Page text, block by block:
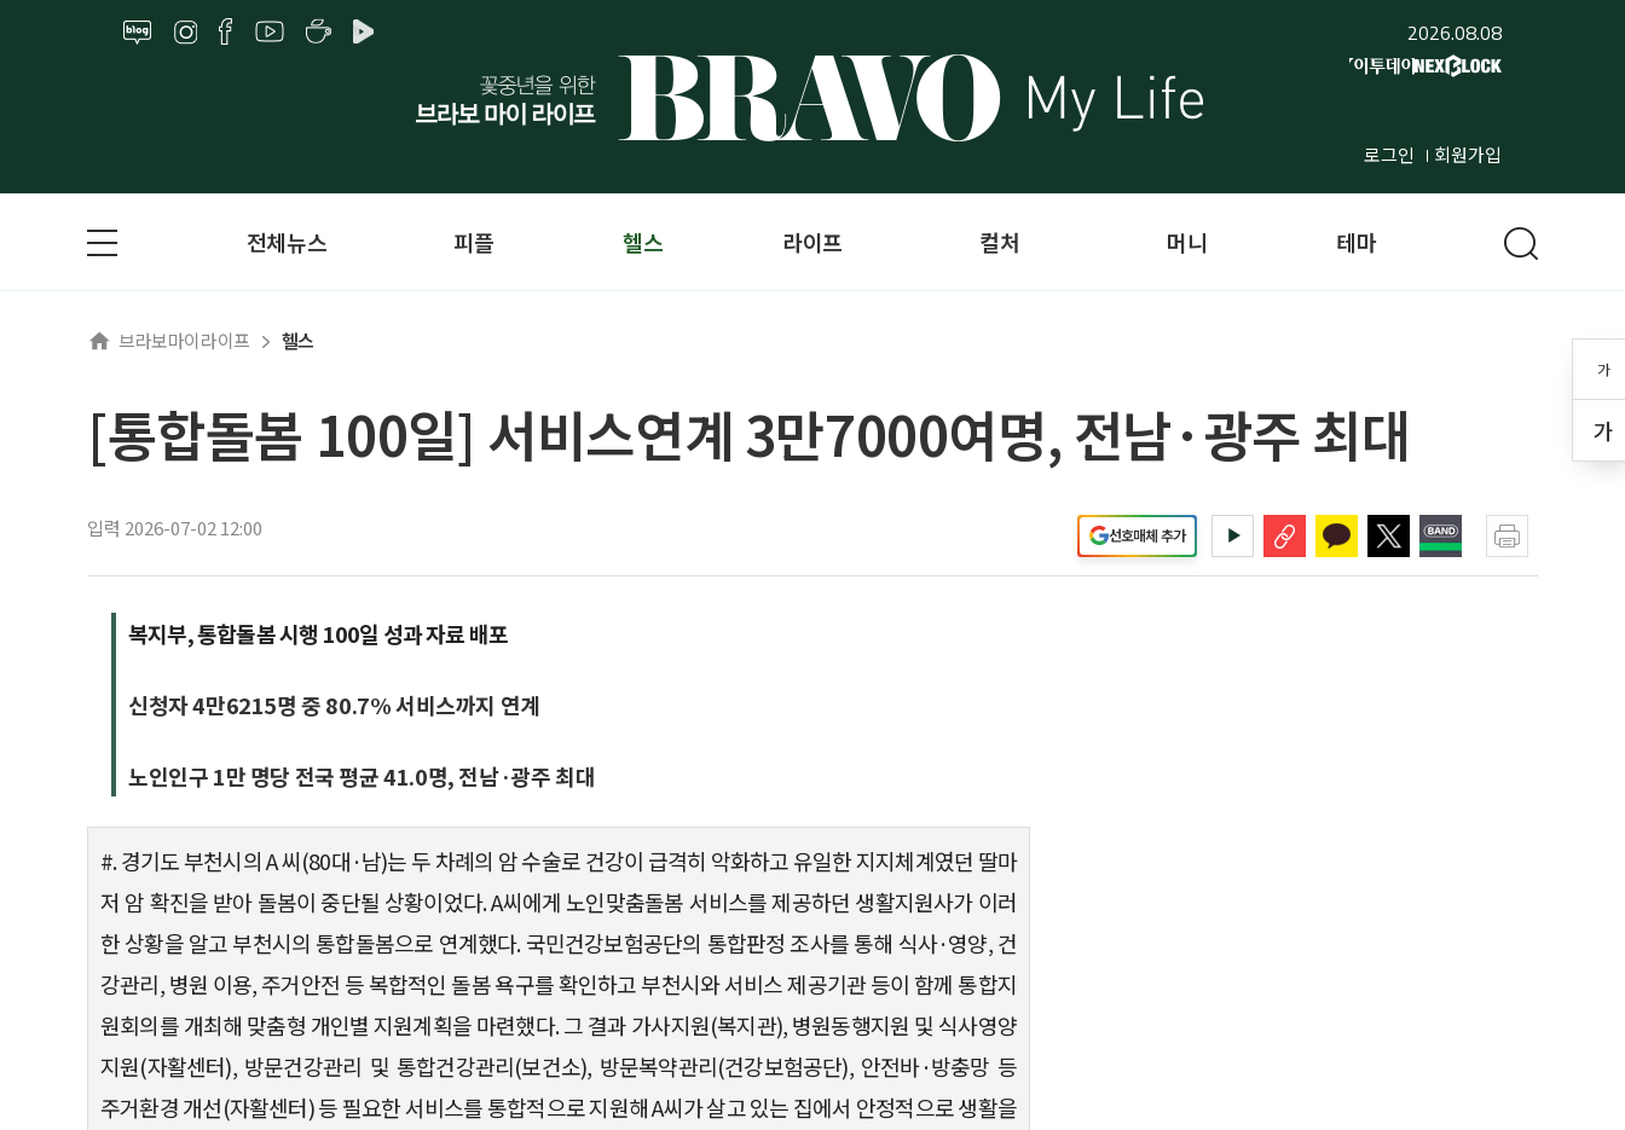
2026.08.08
로그인 회원가입
가
가
전체뉴스 피플 헬스 라이프 컬처 머니 테마
브라보마이라이프 헬스
[통합돌봄 100일] 서비스연계 3만7000여명, 전남·광주 최대
입력 2026-07-02 12:00 선호매체 추가
복지부, 통합돌봄 시행 100일 성과 자료 배포
신청자 4만6215명 중 80.7% 서비스까지 연계
노인인구 1만 명당 전국 평균 41.0명, 전남·광주 최대
#. 경기도 부천시의 A 씨(80대·남)는 두 차례의 암 수술로 건강이 급격히 악화하고 유일한 지지체계였던 딸마
저 암 확진을 받아 돌봄이 중단될 상황이었다. A씨에게 노인맞춤돌봄 서비스를 제공하던 생활지원사가 이러
한 상황을 알고 부천시의 통합돌봄으로 연계했다. 국민건강보험공단의 통합판정 조사를 통해 식사·영양, 건
강관리, 병원 이용, 주거안전 등 복합적인 돌봄 욕구를 확인하고 부천시와 서비스 제공기관 등이 함께 통합지
원회의를 개최해 맞춤형 개인별 지원계획을 마련했다. 그 결과 가사지원(복지관), 병원동행지원 및 식사영양
지원(자활센터), 방문건강관리 및 통합건강관리(보건소), 방문복약관리(건강보험공단), 안전바·방충망 등
주거환경 개선(자활센터) 등 필요한 서비스를 통합적으로 지원해 A씨가 살고 있는 집에서 안정적으로 생활을